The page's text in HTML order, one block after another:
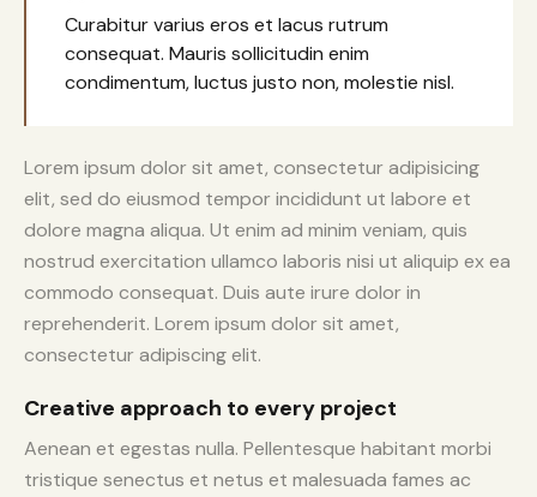
Curabitur varius eros et lacus rutrum
consequat. Mauris sollicitudin enim
condimentum, luctus justo non, molestie nisl.
Lorem ipsum dolor sit amet, consectetur adipisicing
elit, sed do eiusmod tempor incididunt ut labore et
dolore magna aliqua. Ut enim ad minim veniam, quis
nostrud exercitation ullamco laboris nisi ut aliquip ex ea
commodo consequat. Duis aute irure dolor in
reprehenderit. Lorem ipsum dolor sit amet,
consectetur adipiscing elit.
Creative approach to every project
Aenean et egestas nulla. Pellentesque habitant morbi
tristique senectus et netus et malesuada fames ac